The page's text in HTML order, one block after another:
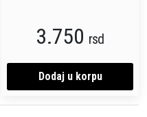
3.750 rsd
Dodaj u korpu